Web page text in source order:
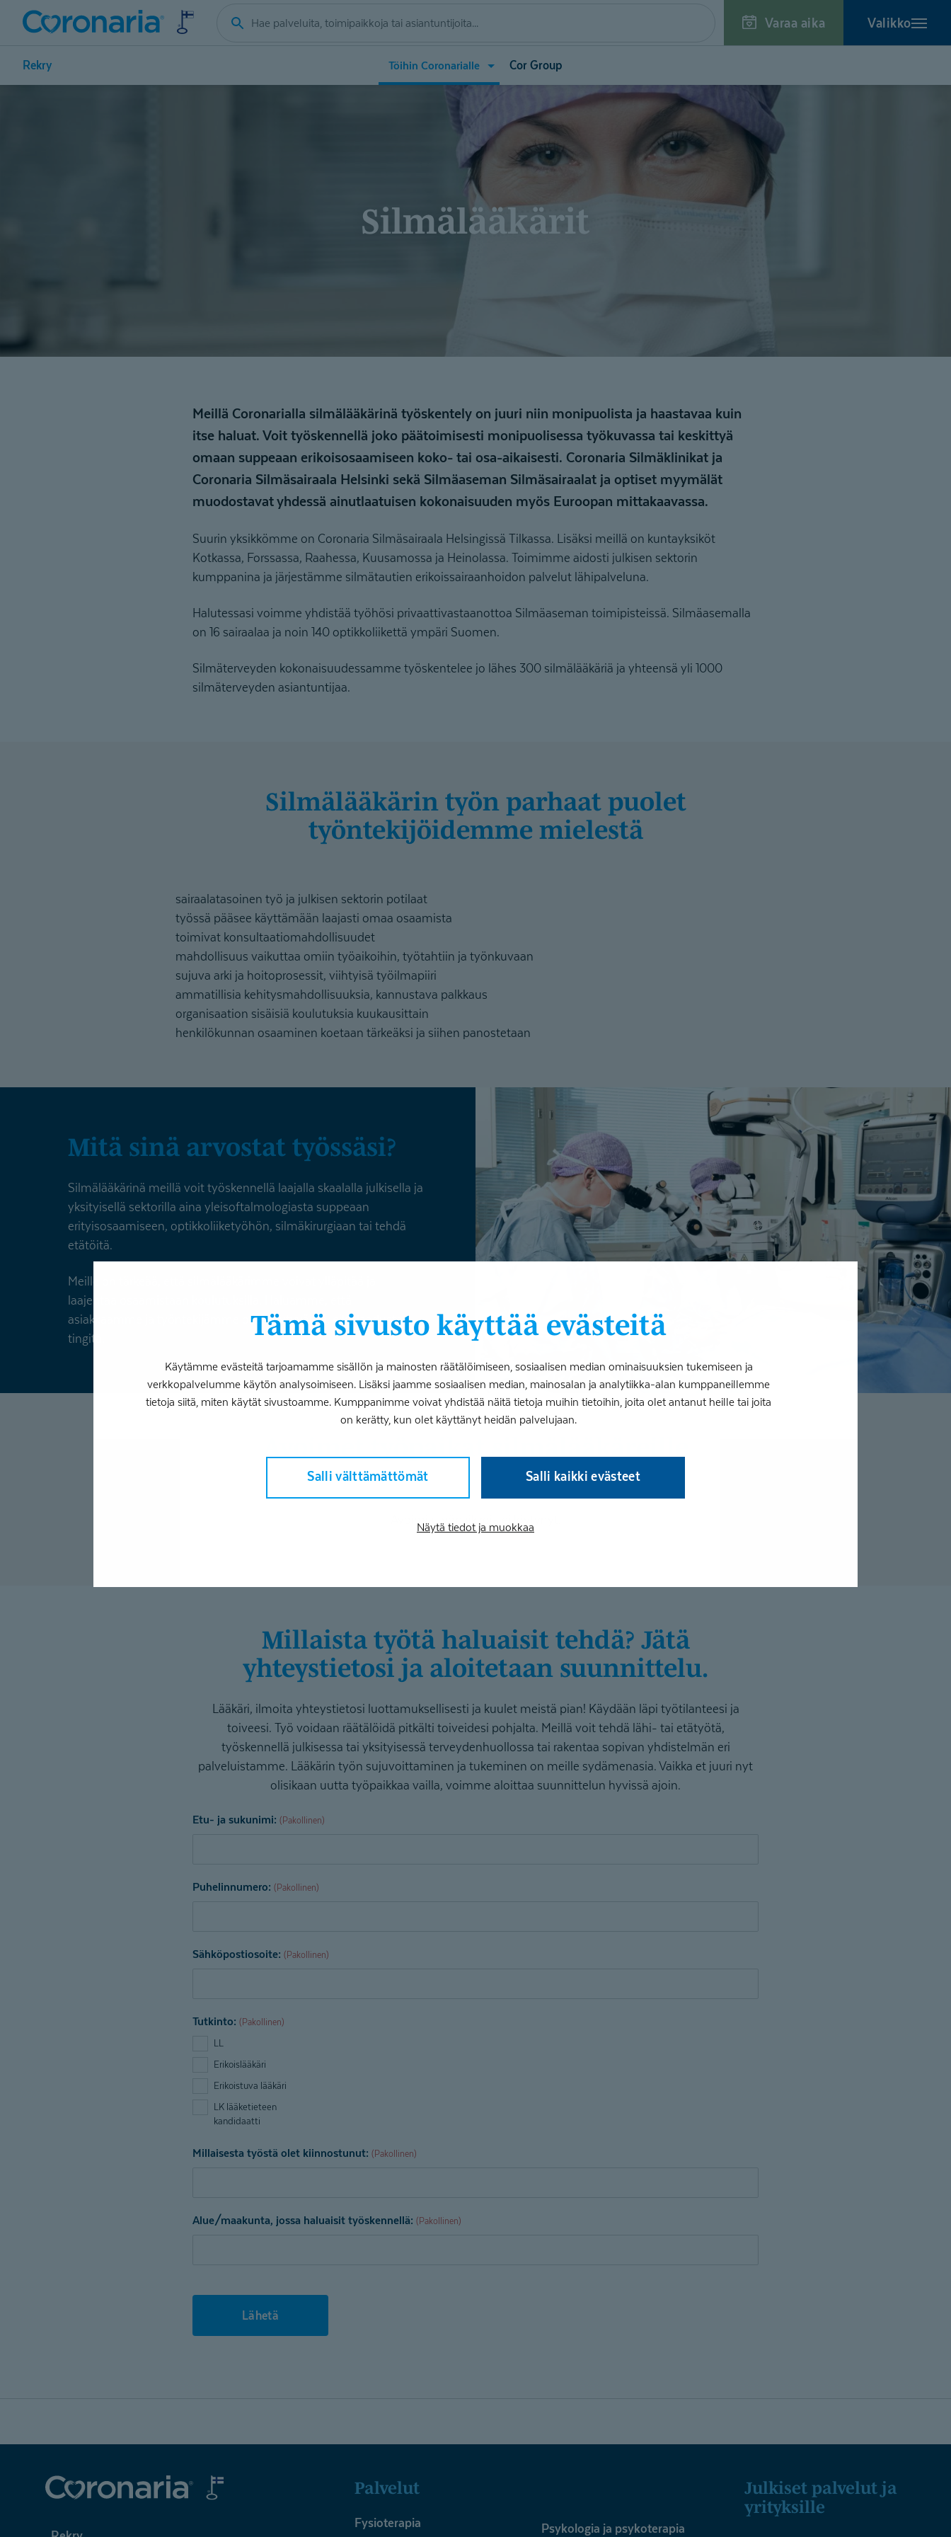
Tämä sivusto käyttää evästeitä
Käytämme evästeitä tarjoamamme sisällön ja mainosten räätälöimiseen, sosiaalisen median ominaisuuksien tukemiseen ja
verkkopalvelumme käytön analysoimiseen. Lisäksi jaamme sosiaalisen median, mainosalan ja analytiikka-alan kumppaneillemme
tietoja siitä, miten käytät sivustoamme. Kumppanimme voivat yhdistää näitä tietoja muihin tietoihin, joita olet antanut heille tai joita
on kerätty, kun olet käyttänyt heidän palvelujaan.
Salli välttämättömät Salli kaikki evästeet
Näytä tiedot ja muokkaa
Varaa aika Valikko
Rekry Töihin Coronarialle Avaa
valikko
Coronarialle)
Cor Group
Silmälääkärit
Meillä Coronarialla silmälääkärinä työskentely on juuri niin monipuolista ja haastavaa kuin
itse haluat. Voit työskennellä joko päätoimisesti monipuolisessa työkuvassa tai keskittyä
omaan suppeaan erikoisosaamiseen koko- tai osa-aikaisesti. Coronaria Silmäklinikat ja
Coronaria Silmäsairaala Helsinki sekä Silmäaseman Silmäsairaalat ja optiset myymälät
muodostavat yhdessä ainutlaatuisen kokonaisuuden myös Euroopan mittakaavassa.
Suurin yksikkömme on Coronaria Silmäsairaala Helsingissä Tilkassa. Lisäksi meillä on kuntayksiköt
Kotkassa, Forssassa, Raahessa, Kuusamossa ja Heinolassa. Toimimme aidosti julkisen sektorin
kumppanina ja järjestämme silmätautien erikoissairaanhoidon palvelut lähipalveluna.
Halutessasi voimme yhdistää työhösi privaattivastaanottoa Silmäaseman toimipisteissä. Silmäasemalla
on 16 sairaalaa ja noin 140 optikkoliikettä ympäri Suomen.
Silmäterveyden kokonaisuudessamme työskentelee jo lähes 300 silmälääkäriä ja yhteensä yli 1000
silmäterveyden asiantuntijaa.
silmälääkärin työn parhaat puolet
työntekijöidemme mielestä
sairaalatasoinen työ ja julkisen sektorin potilaat
työssä pääsee käyttämään laajasti omaa osaamista
toimivat konsultaatiomahdollisuudet
mahdollisuus vaikuttaa omiin työaikoihin, työtahtiin ja työnkuvaan
sujuva arki ja hoitoprosessit, viihtyisä työilmapiiri
ammatillisia kehitysmahdollisuuksia, kannustava palkkaus
organisaation sisäisiä koulutuksia kuukausittain
henkilökunnan osaaminen koetaan tärkeäksi ja siihen panostetaan
Mitä sinä arvostat työssäsi?
Silmälääkärinä meillä voit työskennellä laajalla skaalalla julkisella ja
yksityisellä sektorilla aina yleisoftalmologiasta suppeaan
erityisosaamiseen, optikkoliiketyöhön, silmäkirurgiaan tai tehdä
etätöitä.
Meille on tärkeää, että silmälääkärimme voivat ylläpitää ja
laajentaa osaamistaan koulutuksilla. Haluamme, että
asiakkaamme ja työntekijämme ovat tyytyväisiä, eikä laadusta
tingitä.
Millaista työtä haluaisit tehdä? Jätä
yhteystietosi ja aloitetaan suunnittelu.
Lääkäri, ilmoita yhteystietosi luottamuksellisesti ja kuulet meistä pian! Käydään läpi työtilanteesi ja
toiveesi. Työ voidaan räätälöidä pitkälti toiveidesi pohjalta. Meillä voit tehdä lähi- tai etätyötä,
työskennellä julkisessa tai yksityisessä terveydenhuollossa tai rakentaa sopivan yhdistelmän eri
palveluistamme. Lääkärin työn sujuvoittaminen ja tukeminen on meille sydämenasia. Vaikka et juuri nyt
olisikaan uutta työpaikkaa vailla, voimme aloittaa suunnittelun hyvissä ajoin.
Etu- ja sukunimi: (Pakollinen)
Puhelinnumero: (Pakollinen)
Sähköpostiosoite: (Pakollinen)
Tutkinto: (Pakollinen)
LL
Erikoislääkäri
Erikoistuva lääkäri
LK lääketieteen
kandidaatti
Millaisesta työstä olet kiinnostunut: (Pakollinen)
Alue/maakunta, jossa haluaisit työskennellä: (Pakollinen)
Lähetä
Coronaria Palvelut
Fysioterapia Psykologia ja psykoterapia
Julkiset palvelut ja
yrityksille